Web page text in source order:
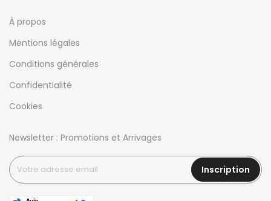
À propos
Mentions légales
Conditions générales
Confidentialité
Cookies
Newsletter : Promotions et Arrivages
Inscription